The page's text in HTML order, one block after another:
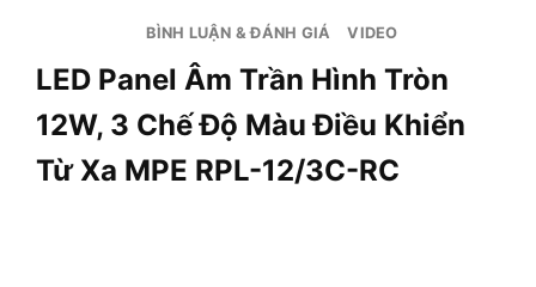
BÌNH LUẬN & ĐÁNH GIÁ VIDEO
LED Panel Âm Trần Hình Tròn
12W, 3 Chế Độ Màu Điều Khiển
Từ Xa MPE RPL-12/3C-RC